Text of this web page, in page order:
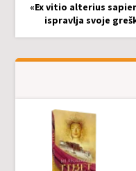
«Ex vitio alterius
ispravlja svoje